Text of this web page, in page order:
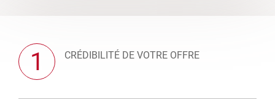
1 CRÉDIBILITÉ DE VOTRE OFFRE